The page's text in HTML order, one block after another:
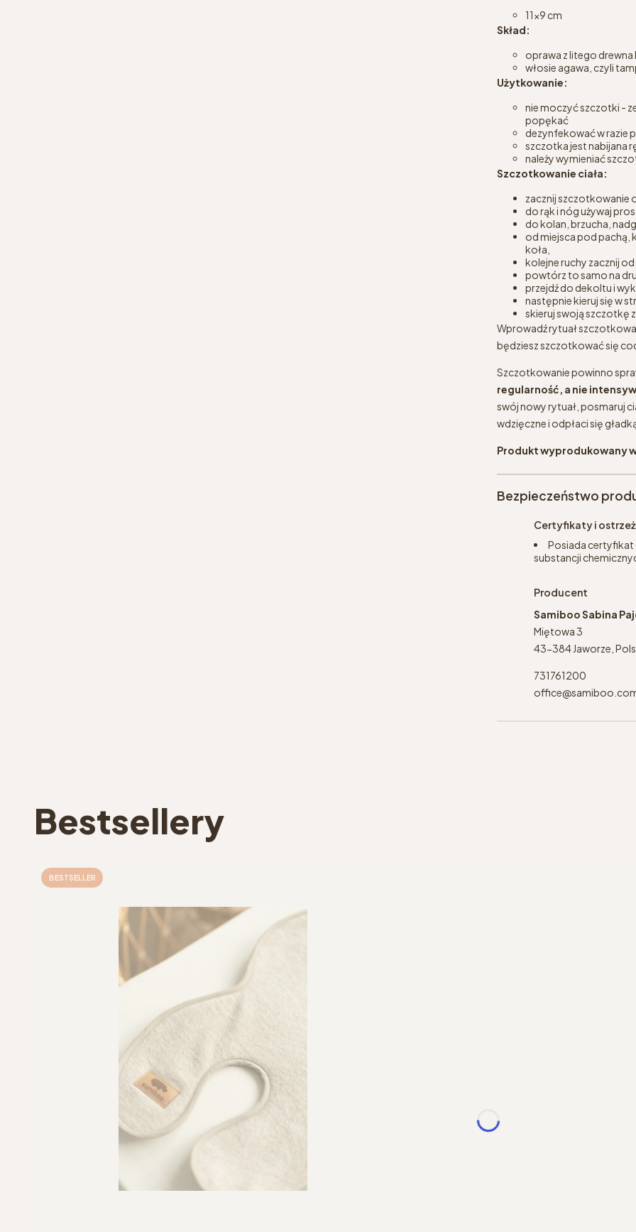
11x9 cm
Skład:
oprawa z litego
włosie agawa, czyli
Użytkowanie:
nie moczyć szczotki -
popękać
dezynfekować w razie
szczotka jest nabijana
należy wymieniać
Szczotkowanie ciała:
zacznij szczotkowanie
do rąk i nóg używaj
do kolan, brzucha,
od miejsca pod pachą,
koła,
kolejne ruchy zacznij
powtórz to samo na
przejdź do dekoltu i
następnie kieruj się w
skieruj swoją szczotkę
Wprowadź rytuał
będziesz szczotkować się
Szczotkowanie powinno
regularność, a nie
swój nowy rytuał, posmaruj
wdzięczne i odpłaci się
Produkt wyprodukowany
Bezpieczeństwo
Certyfikaty i
Posiada certyfikat
substancji
Producent
Samiboo Sabina
Miętowa 3
43-384 Jaworze,
731761200
Bestsellery
BESTSELLER